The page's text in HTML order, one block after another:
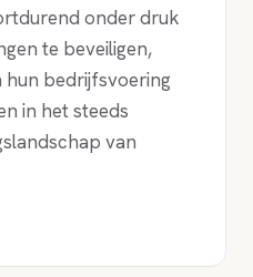
onder druk
te beveiligen,
hun bedrijfsvoering
in het steeds
van